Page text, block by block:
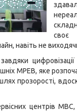
своє
навіть не
МРЕВ, яке
прозорості,
центрів